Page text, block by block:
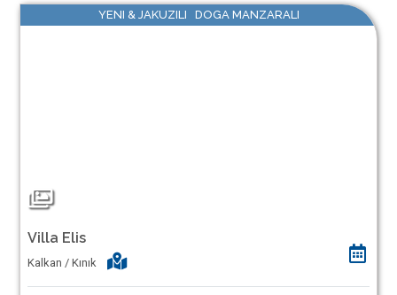
YENI & JAKUZILI DOGA MANZARALI
Villa Elis
Kalkan / Kınık